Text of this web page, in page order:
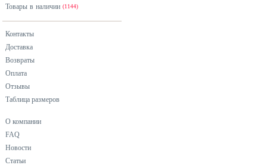
черный
Товары в наличии (1144)
Контакты
Доставка
Возвраты
Оплата
Отзывы
Таблица размеров
О компании
FAQ
Новости
Статьи